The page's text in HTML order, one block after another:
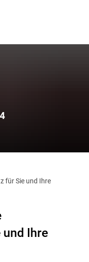
für Sie und Ihre
Ihre